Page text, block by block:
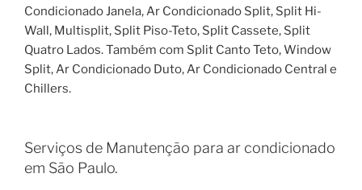
Condicionado Janela, Ar Condicionado Split, Split Hi-
Wall, Multisplit, Split Piso-Teto, Split Cassete, Split
Quatro Lados. Também com Split Canto Teto, Window
Split, Ar Condicionado Duto, Ar Condicionado Central e
Chillers.
Serviços de Manutenção para ar condicionado
em São Paulo.